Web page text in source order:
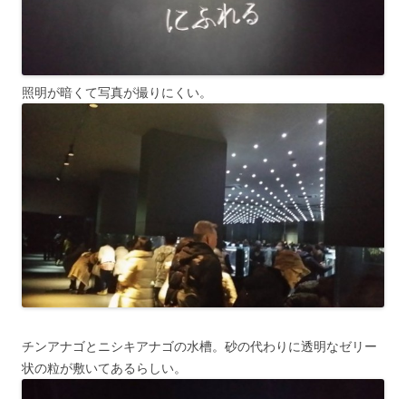
照明が暗くて写真が撮りにくい。
チンアナゴとニシキアナゴの水槽。砂の代わりに透明なゼリー
状の粒が敷いてあるらしい。